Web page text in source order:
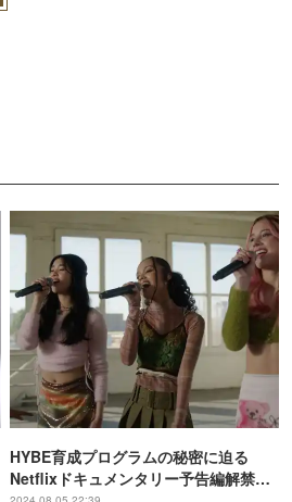
HYBE育成プログラムの秘密に迫る
Netflixドキュメンタリー予告編解禁